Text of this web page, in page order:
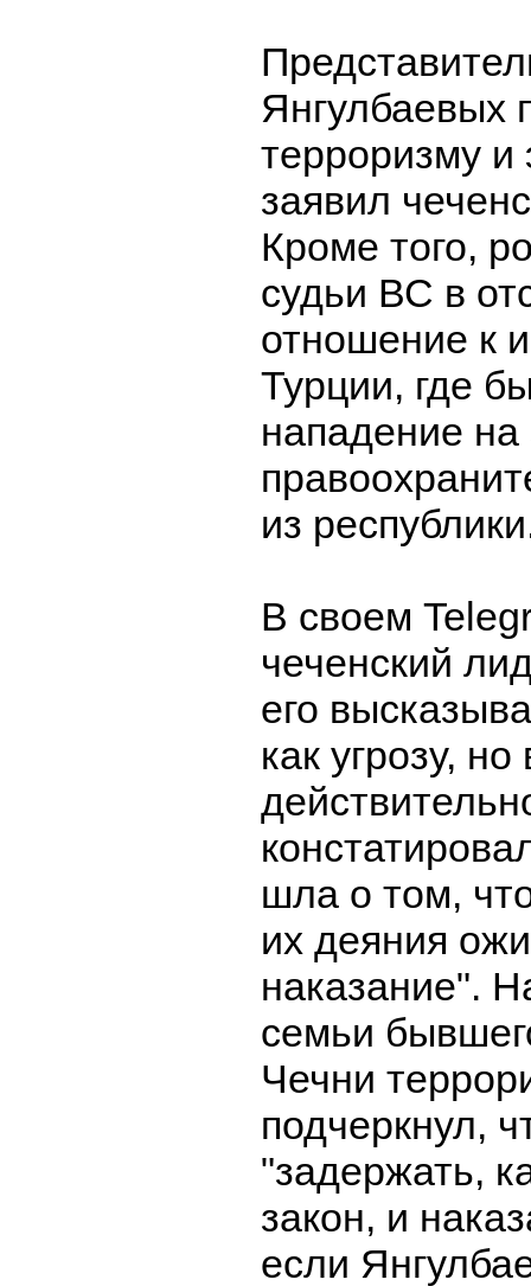
Янгулбаевых
терроризму и
заявил
Кроме того,
судьи ВС в
отношение к
Турции, где
нападение на
из
В своем
чеченский
его
как угрозу, но
шла о том,
их деяния
наказание".
семьи
Чечни
подчеркнул,
"задержать,
закон, и
если